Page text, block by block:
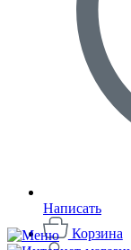
Написать
Корзина